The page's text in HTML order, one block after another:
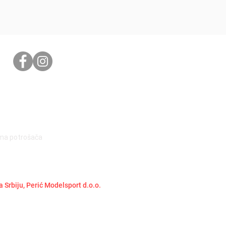
potrošača
Srbiju, Perić Modelsport d.o.o.